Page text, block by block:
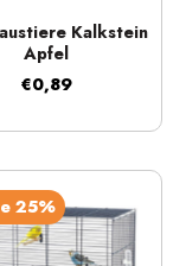
Kalkstein
Apfel
€0,89
25%